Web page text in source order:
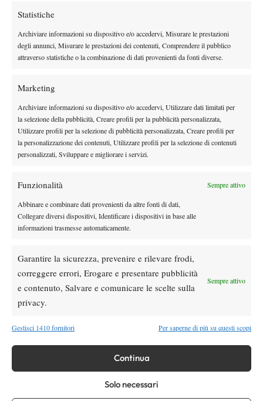
Statistiche
Archiviare informazioni su dispositivo e/o accedervi, Misurare le prestazioni
degli annunci, Misurare le prestazioni dei contenuti, Comprendere il pubblico
attraverso statistiche o la combinazione di dati provenienti da fonti diverse.
Marketing
Archiviare informazioni su dispositivo e/o accedervi, Utilizzare dati limitati per
la selezione della pubblicità, Creare profili per la pubblicità personalizzata,
Utilizzare profili per la selezione di pubblicità personalizzata, Creare profili per
la personalizzazione dei contenuti, Utilizzare profili per la selezione di contenuti
personalizzati, Sviluppare e migliorare i servizi.
Funzionalità Sempre attivo
Abbinare e combinare dati provenienti da altre fonti di dati,
Collegare diversi dispositivi, Identificare i dispositivi in base alle
informazioni trasmesse automaticamente.
Garantire la sicurezza, prevenire e rilevare frodi,
correggere errori, Erogare e presentare pubblicità
e contenuto, Salvare e comunicare le scelte sulla
privacy.
Sempre attivo
Gestisci 1410 fornitori Per saperne di più su questi scopi
Continua
Solo necessari
Esiste, esisteeeee!!!
card
permette di
veder sventolare di nuovo in un main draw la bandiera che in
passato è stata portata in alta da Borg e Wilander, Johansson e
Lindell: tutti abbastanza giovani, probabilmente solo il primo con
qualche speranza in più.
Parlando dei protagonisti, il primo è senza dubbio l’infaticabile
David Ferrer, che con Robredo e Verdasco va a formare un trio
mica da ridere di spagnoli. Il ruolo di guastatore è affidato a
Lorenzi, che contro Eriksson non ha un compito impossibile.
Questa è l’erba, baby, quella vera.
Confermo tutto
la presenza
di Isner e
Karlovic come top seed del torneo di
fine potrebbero essere loro come chiunque altro, visto che la